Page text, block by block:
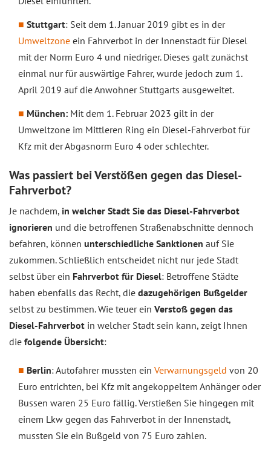
Stuttgart: Seit dem 1. Januar 2019 gibt es in der
Umweltzone ein Fahrverbot in der Innenstadt für Diesel
mit der Norm Euro 4 und niedriger. Dieses galt zunächst
einmal nur für auswärtige Fahrer, wurde jedoch zum 1.
April 2019 auf die Anwohner Stuttgarts ausgeweitet.
München: Mit dem 1. Februar 2023 gilt in der
Umweltzone im Mittleren Ring ein Diesel-Fahrverbot für
Kfz mit der Abgasnorm Euro 4 oder schlechter.
Was passiert bei Verstößen gegen das Diesel-
Fahrverbot?
Je nachdem, in welcher Stadt Sie das Diesel-Fahrverbot
ignorieren und die betroffenen Straßenabschnitte dennoch
befahren, können unterschiedliche Sanktionen auf Sie
zukommen. Schließlich entscheidet nicht nur jede Stadt
selbst über ein Fahrverbot für Diesel: Betroffene Städte
haben ebenfalls das Recht, die dazugehörigen Bußgelder
selbst zu bestimmen. Wie teuer ein Verstoß gegen das
Diesel-Fahrverbot in welcher Stadt sein kann, zeigt Ihnen
die folgende Übersicht:
Berlin: Autofahrer mussten ein Verwarnungsgeld von 20
Euro entrichten, bei Kfz mit angekoppeltem Anhänger oder
Bussen waren 25 Euro fällig. Verstießen Sie hingegen mit
einem Lkw gegen das Fahrverbot in der Innenstadt,
mussten Sie ein Bußgeld von 75 Euro zahlen.